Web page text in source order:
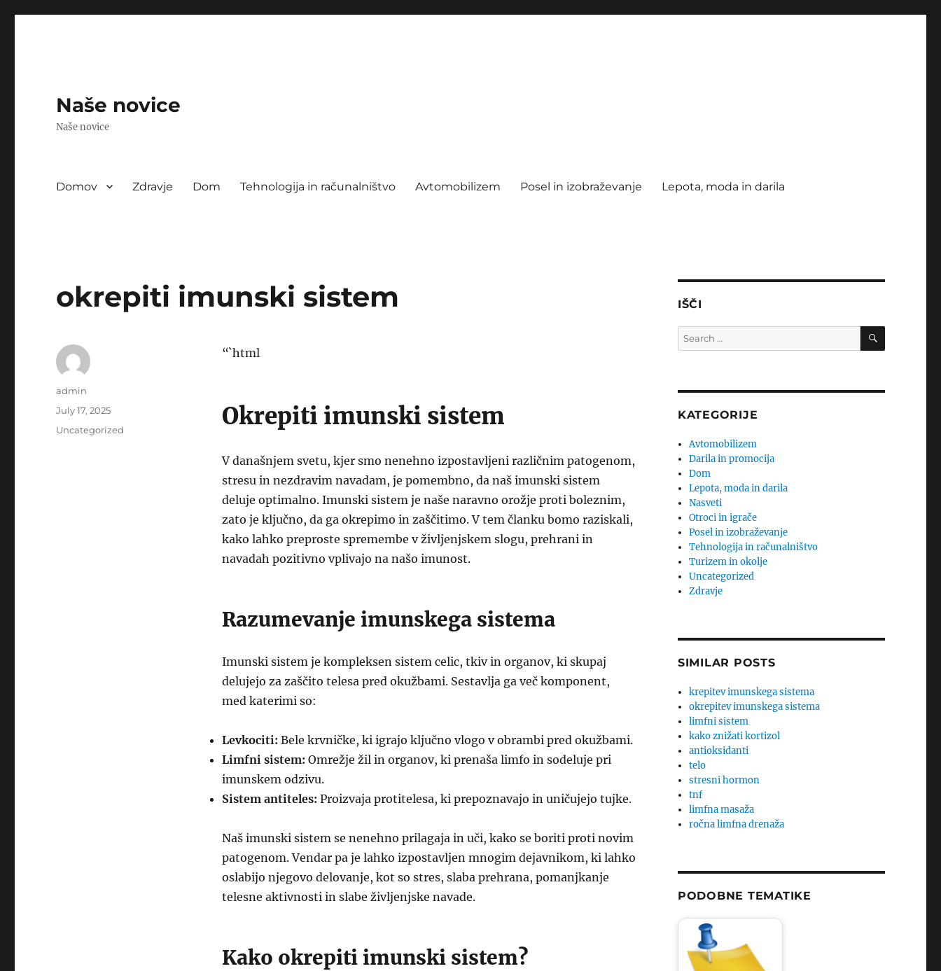
Naše novice
Naše novice
Domov Zdravje Dom Tehnologija in računalništvo Avtomobilizem Posel in izobraževanje Lepota, moda in darila
okrepiti imunski sistem
“`html
Okrepiti imunski sistem
V današnjem svetu, kjer smo nenehno izpostavljeni različnim patogenom,
stresu in nezdravim navadam, je pomembno, da naš imunski sistem
deluje optimalno. Imunski sistem je naše naravno orožje proti boleznim,
zato je ključno, da ga okrepimo in zaščitimo. V tem članku bomo raziskali,
kako lahko preproste spremembe v življenjskem slogu, prehrani in
navadah pozitivno vplivajo na našo imunost.
Razumevanje imunskega sistema
Imunski sistem je kompleksen sistem celic, tkiv in organov, ki skupaj
delujejo za zaščito telesa pred okužbami. Sestavlja ga več komponent,
med katerimi so:
Levkociti: Bele krvničke, ki igrajo ključno vlogo v obrambi pred okužbami.
Limfni sistem: Omrežje žil in organov, ki prenaša limfo in sodeluje pri
imunskem odzivu.
Sistem antiteles: Proizvaja protitelesa, ki prepoznavajo in uničujejo tujke.
Naš imunski sistem se nenehno prilagaja in uči, kako se boriti proti novim
patogenom. Vendar pa je lahko izpostavljen mnogim dejavnikom, ki lahko
oslabijo njegovo delovanje, kot so stres, slaba prehrana, pomanjkanje
telesne aktivnosti in slabe življenjske navade.
Kako okrepiti imunski sistem?
Author
admin
Posted
July 17, 2025
Categories
Uncategorized
IŠČI
Search
for:
SEARCH
KATEGORIJE
Avtomobilizem
Darila in promocija
Dom
Lepota, moda in darila
Nasveti
Otroci in igrače
Posel in izobraževanje
Tehnologija in računalništvo
Turizem in okolje
Uncategorized
Zdravje
SIMILAR POSTS
krepitev imunskega sistema
okrepitev imunskega sistema
limfni sistem
kako znižati kortizol
antioksidanti
telo
stresni hormon
tnf
limfna masaža
ročna limfna drenaža
PODOBNE TEMATIKE